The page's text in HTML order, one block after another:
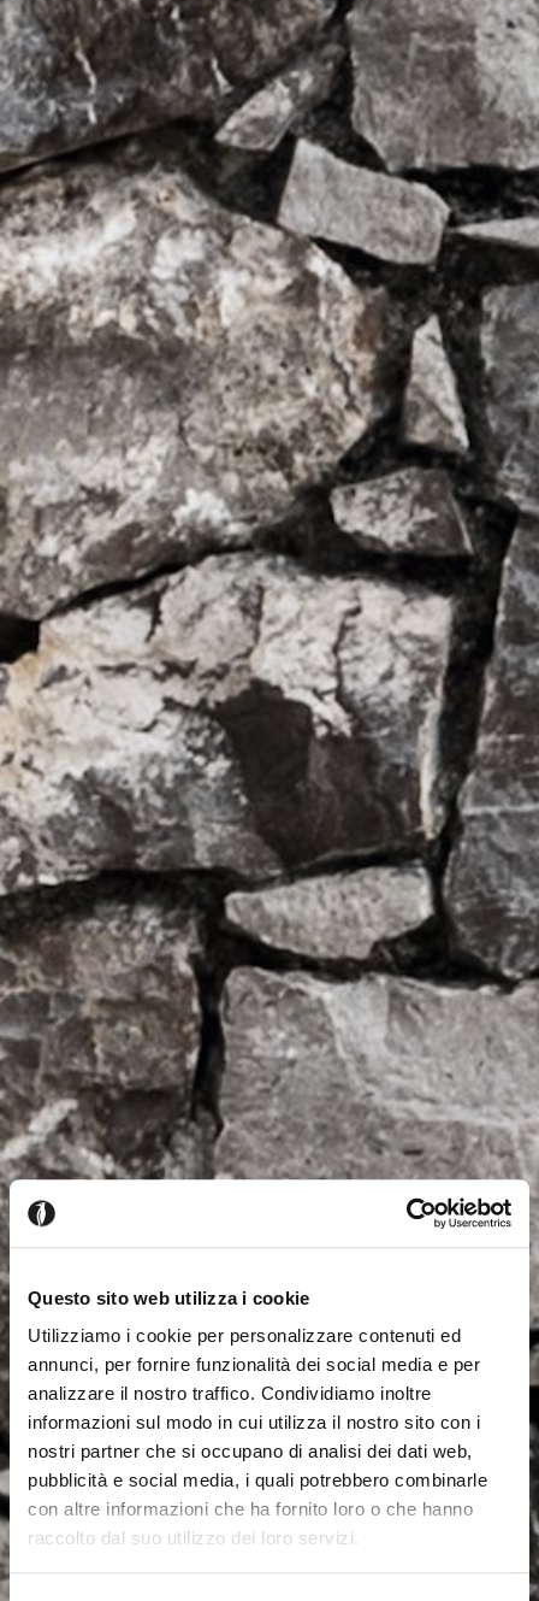
Questo sito web utilizza i cookie
Utilizziamo i cookie per personalizzare contenuti ed
annunci, per fornire funzionalità dei social media e per
analizzare il nostro traffico. Condividiamo inoltre
informazioni sul modo in cui utilizza il nostro sito con i
nostri partner che si occupano di analisi dei dati web,
pubblicità e social media, i quali potrebbero combinarle
con altre informazioni che ha fornito loro o che hanno
raccolto dal suo utilizzo dei loro servizi.
Seems like you’re browsing from Close